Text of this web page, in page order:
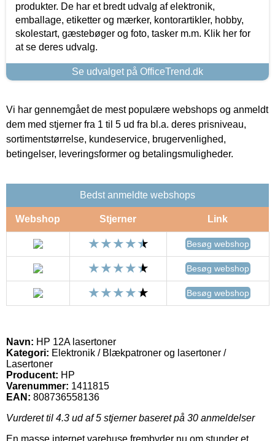
produkter. De har et bredt udvalg af elektronik,
emballage, etiketter og mærker, kontorartikler, hobby,
skolestart, gæstebøger og foto, tasker m.m. Klik her for
at se deres udvalg.
Se udvalget på OfficeTrend.dk
Vi har gennemgået de mest populære webshops og anmeldt
dem med stjerner fra 1 til 5 ud fra bl.a. deres prisniveau,
sortimentstørrelse, kundeservice, brugervenlighed,
betingelser, leveringsformer og betalingsmuligheder.
Bedst anmeldte webshops
Webshop Stjerner Link
Besøg webshop
Besøg webshop
Besøg webshop
Navn: HP 12A lasertoner
Kategori: Elektronik / Blækpatroner og lasertoner /
Lasertoner
Producent: HP
Varenummer: 1411815
EAN: 808736558136
Vurderet til 4.3 ud af 5 stjerner baseret på 30 anmeldelser
En masse internet varehuse frembyder nu om stunder et